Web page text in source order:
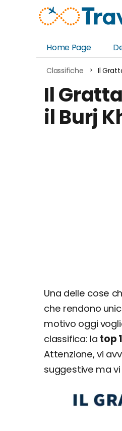
Home Page
Classifiche Il
Il
il Burj
Una delle cose
che rendono
motivo oggi
classifica: la top
Attenzione, vi
suggestive ma